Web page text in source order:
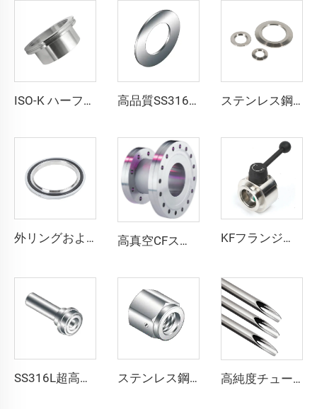
ISO-K ハーフニップル ステンレス鋼 SS304/SS316L フランジ継手 スムーズ真空クランプ 溶接用 高品質ニップル ISO63-500 L=30/100mm 高品質SS316Lステンレス鋼製スパイラルウインドガスケット QCR-メタルフェース継手 1/8"-1" ブライトアニール／電解研磨仕上げ ステンレス鋼 真空フランジ 穴開き溶接 KF16-160 外径12mm--外径57mm SS304 SS316 配管継手 NW16-160 KFフランジ 外径1/2"-6"
外リングおよびOリング付きISOセンターリング ISO63-ISO500 真空継手 SS304/SS316L/アルミニウム ステンレス鋼 FKM/NBR/EPDM 高真空CFストレート段付きニップル CF35xCF36-CF160xCF100 固定・回転可能 SS304 SS316L ステンレス鋼 通し穴付き継手 1/2"-10" フランジ KFフランジ式バタフライバルブ KF25/KF40/KF50 高品質 SS304/SS316L 真空スイベルバルブ プレート FKMシール付き ステンレス鋼製 流量調整式 NW25/NW40/NW50
SS316L超高純度ショートグランドVCR継手ステンレス鋼QCR継手BA/EPシール ステンレス鋼高流量メスナットQCR継手SS316L VCR真空高純度継手BA/EPリークテストポート 高純度チューブフィッティング SS316L 溶接用チューブ ステンレス鋼 高品質 超高純度 (UHP) チューブ BAまたはEPグレード 半導体用